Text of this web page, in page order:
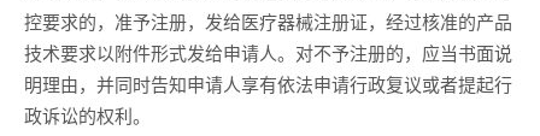
控要求的，准予注册，发给医疗器械注册证，经过核准的产品
技术要求以附件形式发给申请人。对不予注册的，应当书面说
明理由，并同时告知申请人享有依法申请行政复议或者提起行
政诉讼的权利。